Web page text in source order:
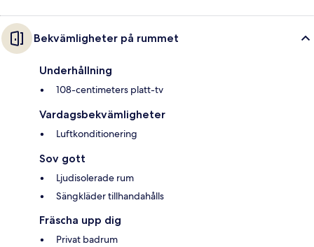
Bekvämligheter på rummet
Underhållning
108-centimeters platt-tv
Vardagsbekvämligheter
Luftkonditionering
Sov gott
Ljudisolerade rum
Sängkläder tillhandahålls
Fräscha upp dig
Privat badrum